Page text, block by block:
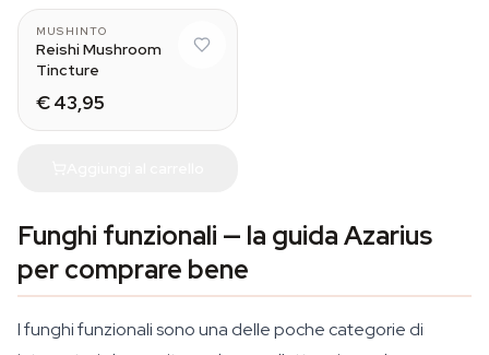
MUSHINTO
Reishi Mushroom
Tincture
€ 43,95
Funghi funzionali — la guida Azarius
per comprare bene
I funghi funzionali sono una delle poche categorie di